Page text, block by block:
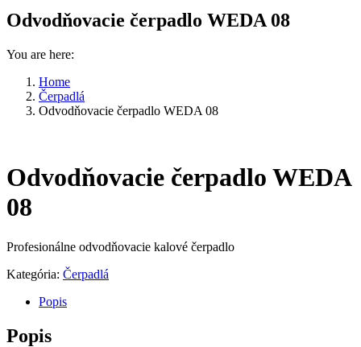
Odvodňovacie čerpadlo WEDA 08
You are here:
Home
Čerpadlá
Odvodňovacie čerpadlo WEDA 08
Odvodňovacie čerpadlo WEDA
08
Profesionálne odvodňovacie kalové čerpadlo
Kategória: Čerpadlá
Popis
Popis